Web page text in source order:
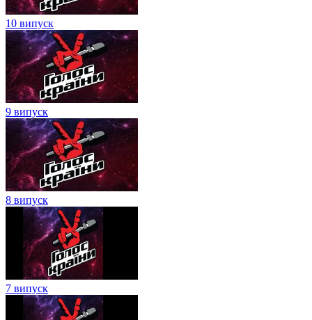
10 випуск
9 випуск
8 випуск
7 випуск